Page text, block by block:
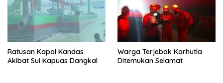
Ratusan Kapal Kandas
Akibat Sui Kapuas Dangkal
Warga Terjebak Karhutla
Ditemukan Selamat